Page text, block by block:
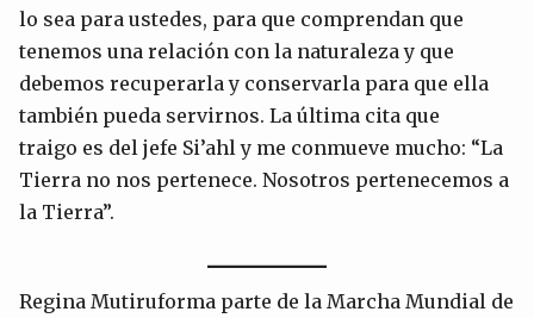
lo sea para ustedes, para que comprendan que
tenemos una relación con la naturaleza y que
debemos recuperarla y conservarla para que ella
también pueda servirnos. La última cita que
traigo es del jefe Si’ahl y me conmueve mucho: “La
Tierra no nos pertenece. Nosotros pertenecemos a
la Tierra”.
Regina Mutiruforma parte de la Marcha Mundial de